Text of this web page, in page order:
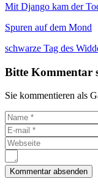
Mit Django kam der
Spuren auf dem Mond
schwarze Tag des
Bitte Kommentar
Sie kommentieren als